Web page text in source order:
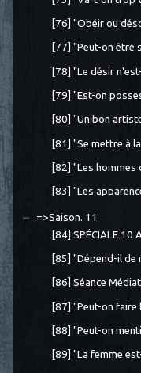
[76] "Obéir ou
[77] "Peut-on être
[78] "Le désir
[79] "Est-on
[80] "Un bon
[81] "Se mettre à
[82] "Les hommes
[83] "Les
=>Saison. 11
[84] SPÉCIALE 10
[85] "Dépend-il de
[86] Séance
[87] "Peut-on faire
[88] "Peut-on
[89] "La femme